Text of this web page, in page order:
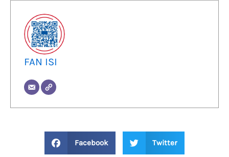
FAN ISI
Facebook Twitter